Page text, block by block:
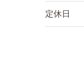
定休日